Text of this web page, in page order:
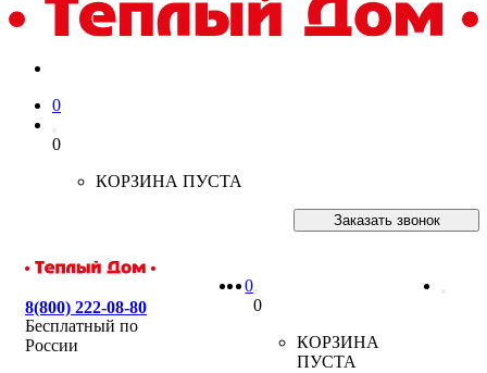
0
0
КОРЗИНА ПУСТА
Заказать звонок
8(800) 222-08-80
Бесплатный по
России
0
0
КОРЗИНА
ПУСТА